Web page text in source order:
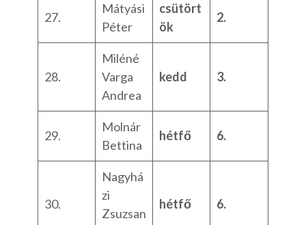
27.
Mátyási
Péter
csütört
ök
2.
28.
Miléné
Varga
Andrea
kedd 3.
29.
Molnár
Bettina
hétfő 6.
30.
Nagyhá
zi
Zsuzsan
hétfő 6.